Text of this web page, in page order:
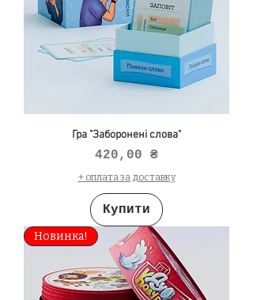
Гра "Заборонені слова"
Ціна
420,00 ₴
+ оплата за доставку
Купити
Новинка!